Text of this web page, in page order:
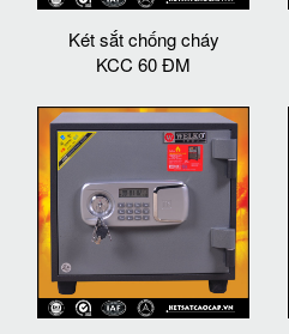
Két sắt chống cháy
KCC 60 ĐM